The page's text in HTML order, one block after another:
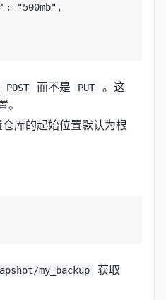
"500mb",
POST 而不是 PUT
。这
库的起始位置默认为根
my_backup
获取